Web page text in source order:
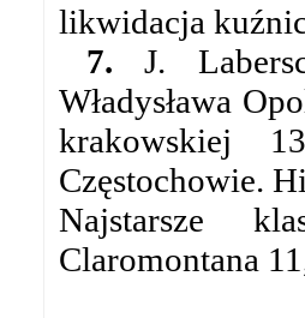
likwidacja
7. J.
Władysława
krakowskiej
Częstochowie.
Najstarsze
Claromontana